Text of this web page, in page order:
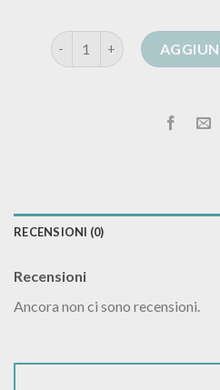
cardigan falconeri donna
RECENSIONI (0)
Recensioni
Ancora non ci sono recensioni.